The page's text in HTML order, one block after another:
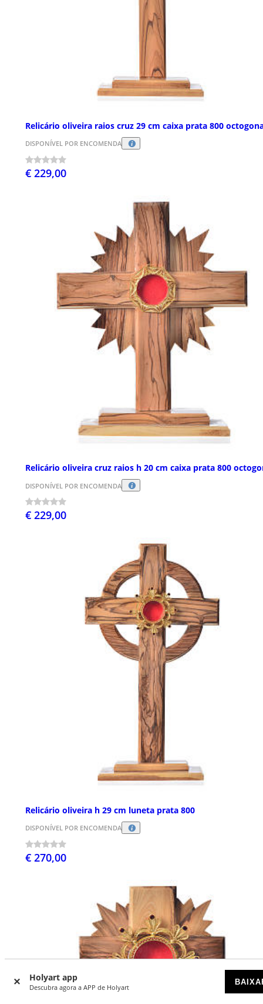
Holyart app
Descubra agora a APP de Holyart
Relicário oliveira raios cruz 29 cm caixa prata 800
DISPONÍVEL POR ENCOMENDA
€ 229,00
Relicário oliveira cruz raios h 20 cm caixa prata 800
DISPONÍVEL POR ENCOMENDA
€ 229,00
Relicário oliveira h 29 cm luneta prata 800
DISPONÍVEL POR ENCOMENDA
€ 270,00